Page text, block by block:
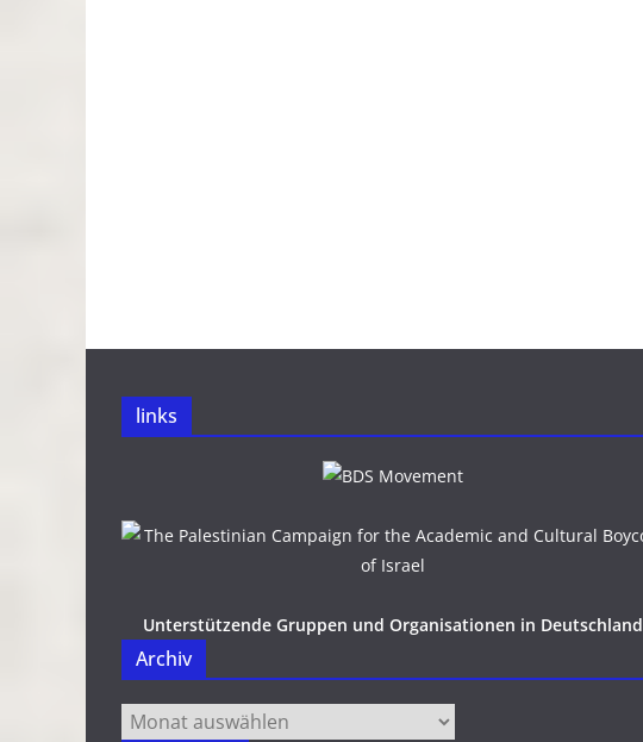
links
Unterstützende Gruppen und Organisationen in Deutschland
Archiv
Archiv